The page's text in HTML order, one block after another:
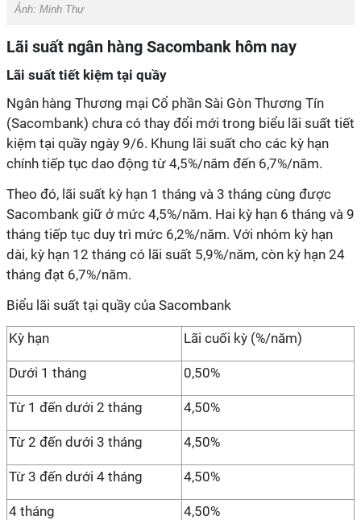
Ảnh: Minh Thư
Lãi suất ngân hàng Sacombank hôm nay
Lãi suất tiết kiệm tại quầy
Ngân hàng Thương mại Cổ phần Sài Gòn Thương Tín
(Sacombank) chưa có thay đổi mới trong biểu lãi suất tiết
kiệm tại quầy ngày 9/6. Khung lãi suất cho các kỳ hạn
chính tiếp tục dao động từ 4,5%/năm đến 6,7%/năm.
Theo đó, lãi suất kỳ hạn 1 tháng và 3 tháng cùng được
Sacombank giữ ở mức 4,5%/năm. Hai kỳ hạn 6 tháng và 9
tháng tiếp tục duy trì mức 6,2%/năm. Với nhóm kỳ hạn
dài, kỳ hạn 12 tháng có lãi suất 5,9%/năm, còn kỳ hạn 24
tháng đạt 6,7%/năm.
Biểu lãi suất tại quầy của Sacombank
Kỳ hạn Lãi cuối kỳ (%/năm)
Dưới 1 tháng 0,50%
Từ 1 đến dưới 2 tháng 4,50%
Từ 2 đến dưới 3 tháng 4,50%
Từ 3 đến dưới 4 tháng 4,50%
4 tháng 4,50%